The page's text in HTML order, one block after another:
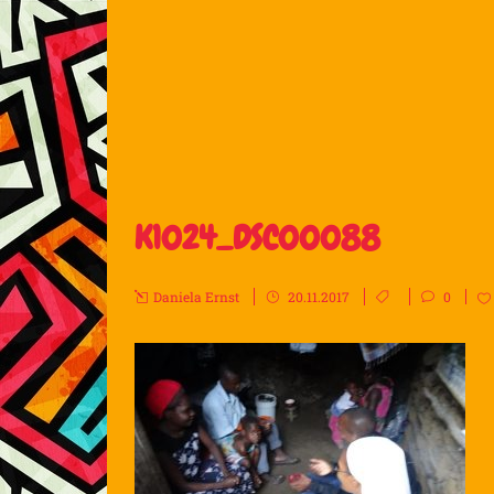
K1024_DSC00088
Daniela Ernst 20.11.2017 0